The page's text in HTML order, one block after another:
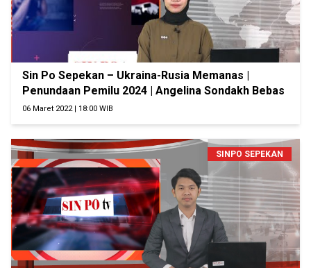
Sin Po Sepekan – Ukraina-Rusia Memanas |
Penundaan Pemilu 2024 | Angelina Sondakh Bebas
06 Maret 2022 | 18:00 WIB
SINPO SEPEKAN